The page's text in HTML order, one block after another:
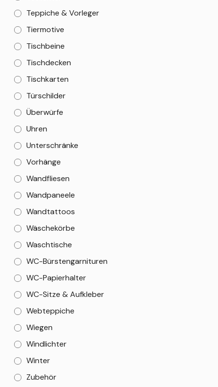
Teppiche & Vorleger
Tiermotive
Tischbeine
Tischdecken
Tischkarten
Türschilder
Überwürfe
Uhren
Unterschränke
Vorhänge
Wandfliesen
Wandpaneele
Wandtattoos
Wäschekörbe
Waschtische
WC-Bürstengarnituren
WC-Papierhalter
WC-Sitze & Aufkleber
Webteppiche
Wiegen
Windlichter
Winter
Zubehör